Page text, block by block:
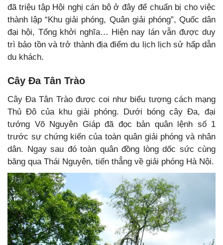
đã triệu tập Hội nghị cán bộ ở đây để chuẩn bị cho việc
thành lập “Khu giải phóng, Quân giải phóng”, Quốc dân
đại hội, Tổng khởi nghĩa… Hiện nay lán vẫn được duy
trì bảo tồn và trở thành địa điểm du lịch lịch sử hấp dẫn
du khách.
Cây Đa Tân Trào
Cây Đa Tân Trào được coi như biểu tượng cách mạng
Thủ Đô của khu giải phóng. Dưới bóng cây Đa, đại
tướng Võ Nguyên Giáp đã đọc bản quân lệnh số 1
trước sự chứng kiến của toàn quân giải phóng và nhân
dân. Ngay sau đó toàn quân đồng lòng dốc sức cùng
băng qua Thái Nguyên, tiến thẳng về giải phóng Hà Nội.